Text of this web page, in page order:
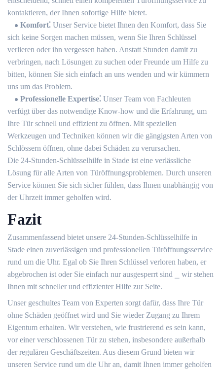
kontaktieren, der Ihnen sofortige Hilfe bietet.​
Komfort⁚ Unser Service bietet Ihnen den Komfort, dass Sie
sich keine Sorgen machen müssen, wenn Sie Ihren Schlüssel
verlieren oder ihn vergessen haben.​ Anstatt Stunden damit zu
verbringen, nach Lösungen zu suchen oder Freunde um Hilfe zu
bitten, können Sie sich einfach an uns wenden und wir kümmern
uns um das Problem.​
Professionelle Expertise⁚ Unser Team von Fachleuten
verfügt über das notwendige Know-how und die Erfahrung, um
Ihre Tür schnell und effizient zu öffnen.​ Mit speziellen
Werkzeugen und Techniken können wir die gängigsten Arten von
Schlössern öffnen, ohne dabei Schäden zu verursachen.​
Die 24-Stunden-Schlüsselhilfe in Stade ist eine verlässliche
Lösung für alle Arten von Türöffnungsproblemen.​ Durch unseren
Service können Sie sich sicher fühlen, dass Ihnen unabhängig von
der Uhrzeit immer geholfen wird.​
Fazit
Zusammenfassend bietet unsere 24-Stunden-Schlüsselhilfe in
Stade einen zuverlässigen und professionellen Türöffnungsservice
rund um die Uhr.​ Egal ob Sie Ihren Schlüssel verloren haben, er
abgebrochen ist oder Sie einfach nur ausgesperrt sind ⎯ wir stehen
Ihnen mit schneller und effizienter Hilfe zur Seite.​
Unser geschultes Team von Experten sorgt dafür, dass Ihre Tür
ohne Schäden geöffnet wird und Sie wieder Zugang zu Ihrem
Eigentum erhalten. Wir verstehen, wie frustrierend es sein kann,
vor einer verschlossenen Tür zu stehen, insbesondere außerhalb
der regulären Geschäftszeiten. Aus diesem Grund bieten wir
unseren Service rund um die Uhr an, damit Ihnen immer geholfen